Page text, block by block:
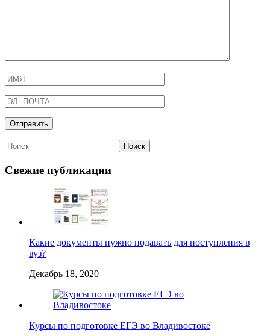
Свежие публикации
Какие документы нужно подавать для поступления в
вуз?
Декабрь 18, 2020
Курсы по подготовке ЕГЭ во Владивостоке